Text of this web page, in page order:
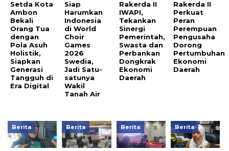
Setda Kota
Ambon
Bekali
Orang Tua
dengan
Pola Asuh
Holistik,
Siapkan
Generasi
Tangguh di
Era Digital
Siap
Harumkan
Indonesia
di World
Choir
Games
2026
Swedia,
Jadi Satu-
satunya
Wakil
Tanah Air
Rakerda II
IWAPI,
Tekankan
Sinergi
Pemerintah,
Swasta dan
Perbankan
Dongkrak
Ekonomi
Daerah
Rakerda II
Perkuat
Peran
Perempuan
Pengusaha
Dorong
Pertumbuhan
Ekonomi
Daerah
Berita Berita Berita Berita